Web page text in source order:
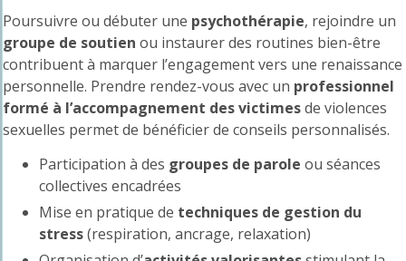
Poursuivre ou débuter une psychothérapie, rejoindre un
groupe de soutien ou instaurer des routines bien-être
contribuent à marquer l’engagement vers une renaissance
personnelle. Prendre rendez-vous avec un professionnel
formé à l’accompagnement des victimesde violences
sexuelles permet de bénéficier de conseils personnalisés.
Participation à des groupes de parole ou séances
collectives encadrées
Mise en pratique de techniques de gestion du
stress(respiration, ancrage, relaxation)